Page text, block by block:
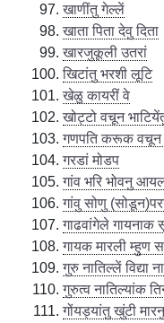
खाणींतु गेल्लें
खाता पिता देवु दिता
खारजुकूली उतरां
खिटांतु भरशी लूटि
खेळु कायरीं वे
खोट्टो वचून
गणपति करूक
गरडां मोडप
गांव भरि भोवनु
गांवु सोणु
गाढवांगेले गायनाक
गायक मारली म्हुण
गुरु नातिल्लें विद्या ना
गुरुत्व नातिल्यांक
गोंयड्यांतु खुंटी